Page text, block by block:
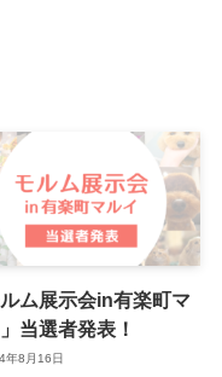
ルム展示会in有楽町マ
当選者発表！
年8月16日